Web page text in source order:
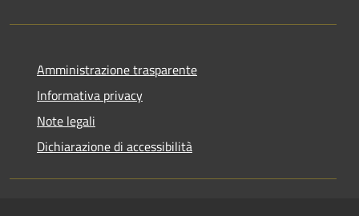
Amministrazione trasparente
Informativa privacy
Note legali
Dichiarazione di accessibilità